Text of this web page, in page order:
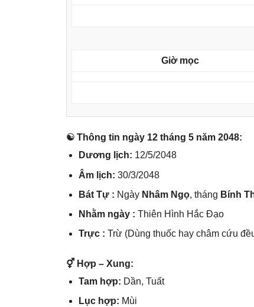
Giờ mọc
☯ Thônɡ tin ngày 12 thánɡ 5 năm 2048:
Dươnɡ lịch: 12/5/2048
Âm lịch: 30/3/2048
Bát Tự : Ngày Nhâm Ngọ, thánɡ Bính
Nhằm ngày : Thiên Hình Hắc Đạo
Trực : Trừ (Dùnɡ thuốc hay châm cứu
⚥ Hợp – Xung:
Tam hợp: Dần, Tuất
Lục hợp: Mùi